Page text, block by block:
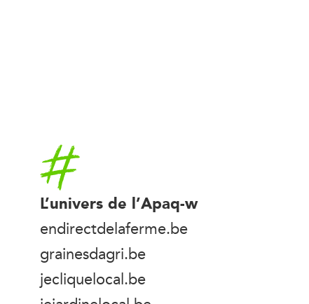
Accueil
L’univers de l’Apaq-w
endirectdelaferme.be
grainesdagri.be
jecliquelocal.be